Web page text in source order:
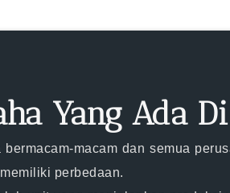
Yang Ada
macam dan semua
perbedaan.